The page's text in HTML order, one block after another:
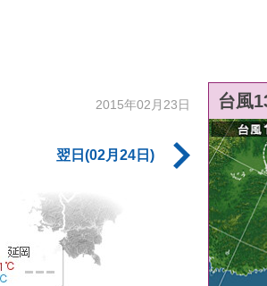
2015年02月23日
翌日(02月24日)
台風